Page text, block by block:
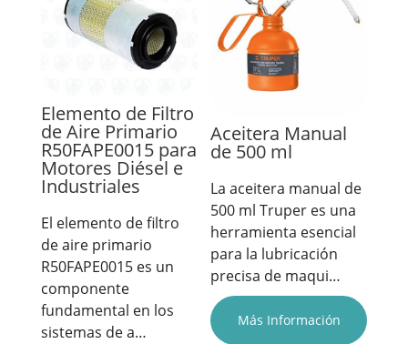
Elemento de Filtro
de Aire Primario
R50FAPE0015 para
Motores Diésel e
Industriales
El elemento de filtro
de aire primario
R50FAPE0015 es un
componente
fundamental en los
sistemas de a…
Aceitera Manual
de 500 ml
La aceitera manual de
500 ml Truper es una
herramienta esencial
para la lubricación
precisa de maqui…
Más Información